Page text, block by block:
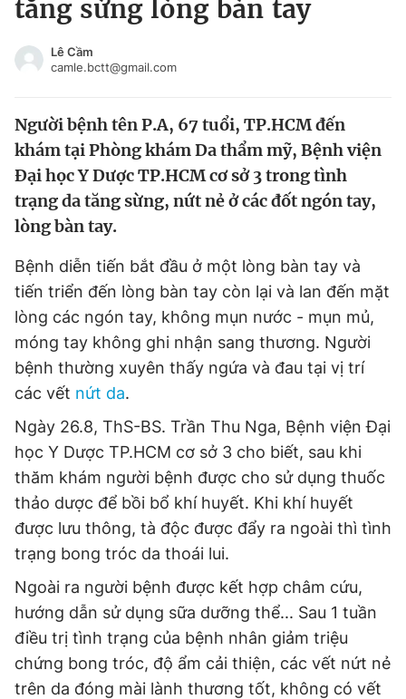
Chào ngày mới
Tin thị trường Tin 360
Video Magazine
Tiện ích Bạn cần biết
Thông tin tòa soạn Liên hệ quảng cáo
Đọc Thanh Niên trên điện thoại
Theo dõi báo trên
Hotline
0906 645 777
Liên hệ quảng cáo
0908 780 404
Tin đã lưu
Tin đã xem
tăng sừng lòng bàn tay
Lê Cầm
camle.bctt@gmail.com
Người bệnh tên P.A, 67 tuổi, TP.HCM đến
khám tại Phòng khám Da thẩm mỹ, Bệnh viện
Đại học Y Dược TP.HCM cơ sở 3 trong tình
trạng da tăng sừng, nứt nẻ ở các đốt ngón tay,
lòng bàn tay.
Bệnh diễn tiến bắt đầu ở một lòng bàn tay và
tiến triển đến lòng bàn tay còn lại và lan đến mặt
lòng các ngón tay, không mụn nước - mụn mủ,
móng tay không ghi nhận sang thương. Người
bệnh thường xuyên thấy ngứa và đau tại vị trí
các vết nứt da.
Ngày 26.8, ThS-BS. Trần Thu Nga, Bệnh viện Đại
học Y Dược TP.HCM cơ sở 3 cho biết, sau khi
thăm khám người bệnh được cho sử dụng thuốc
thảo dược để bồi bổ khí huyết. Khi khí huyết
được lưu thông, tà độc được đẩy ra ngoài thì tình
trạng bong tróc da thoái lui.
Ngoài ra người bệnh được kết hợp châm cứu,
hướng dẫn sử dụng sữa dưỡng thể... Sau 1 tuần
điều trị tình trạng của bệnh nhân giảm triệu
chứng bong tróc, độ ẩm cải thiện, các vết nứt nẻ
trên da đóng mài lành thương tốt, không có vết